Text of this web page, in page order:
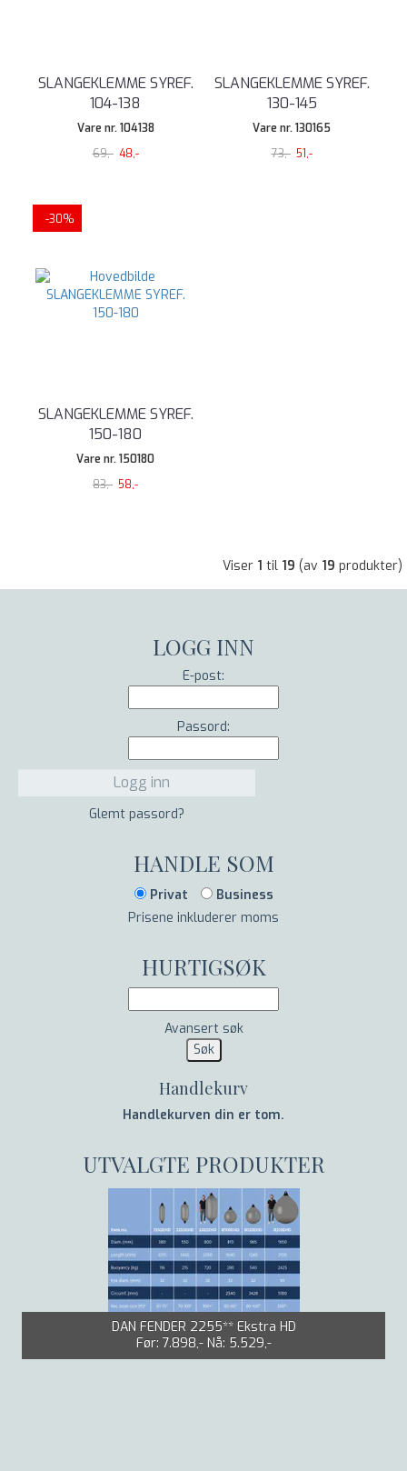
SLANGEKLEMME SYREF.
104-138
Vare nr. 104138
69,- 48,-
SLANGEKLEMME SYREF.
130-145
Vare nr. 130165
73,- 51,-
-30%
SLANGEKLEMME SYREF.
150-180
Vare nr. 150180
83,- 58,-
Viser 1 til 19 (av 19 produkter)
LOGG INN
E-post:
Passord:
Glemt passord?
HANDLE SOM
Privat
Business
Prisene inkluderer moms
HURTIGSØK
Avansert søk
Handlekurv
Handlekurven din er tom.
UTVALGTE PRODUKTER
DAN FENDER 2255** Ekstra HD
Før: 7.898,-Nå: 5.529,-
KENT HØYTRYKKSVASKER 9019 S 21L 170 BAR 6,5 KW 230
TOWA 670-ARM FISKERIHANSKE U/FOR
Før:170,-Nå:119,-
Victorinox - Kebony - Kokkekniv 20 cm
Før:834,-Nå:767,-